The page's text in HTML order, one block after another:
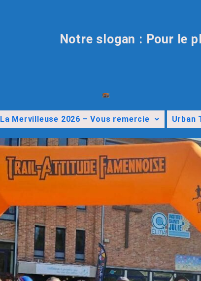
Notre slogan : Pour le
La Mervilleuse 2026 – Vous remercie Urban